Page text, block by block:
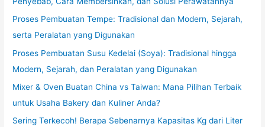
Proses Pembuatan Tempe: Tradisional dan Modern, Sejarah,
serta Peralatan yang Digunakan
Proses Pembuatan Susu Kedelai (Soya): Tradisional hingga
Modern, Sejarah, dan Peralatan yang Digunakan
Mixer & Oven Buatan China vs Taiwan: Mana Pilihan Terbaik
untuk Usaha Bakery dan Kuliner Anda?
Sering Terkecoh! Berapa Sebenarnya Kapasitas Kg dari Liter